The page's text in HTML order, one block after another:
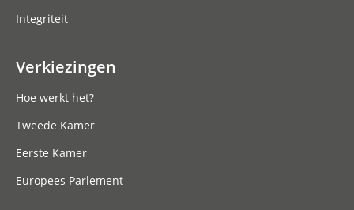
Integriteit
Verkiezingen
Hoe werkt het?
Tweede Kamer
Eerste Kamer
Europees Parlement